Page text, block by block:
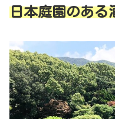
日本庭園のある